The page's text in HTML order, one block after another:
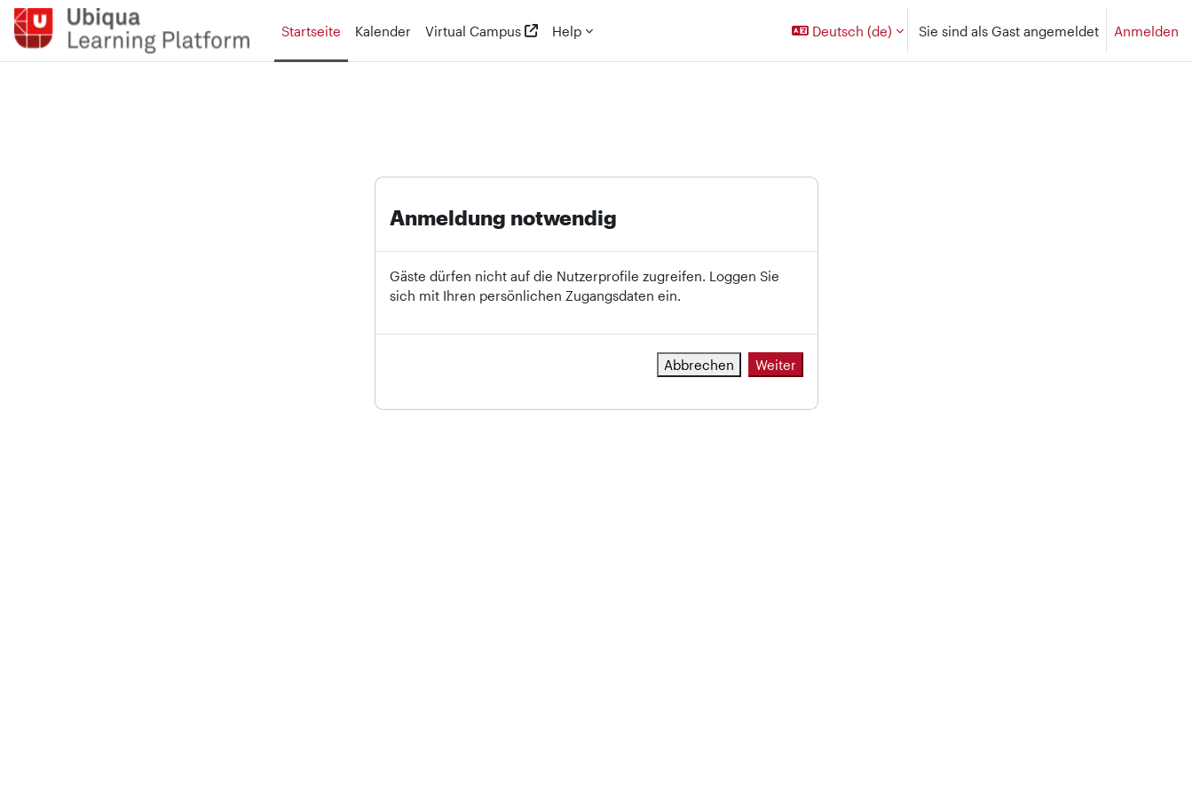
Zum Hauptinhalt
Startseite
Kalender Virtual Campus Help Deutsch ‎(de)‎ Sie sind als Gast angemeldet Anmelden
Anmeldung notwendig
Gäste dürfen nicht auf die Nutzerprofile zugreifen. Loggen Sie
sich mit Ihren persönlichen Zugangsdaten ein.
Abbrechen Weiter